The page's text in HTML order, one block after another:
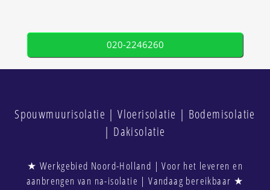
020-2246260
Spouwmuurisolatie | Vloerisolatie | Bodemisolatie
| Dakisolatie
★ Werkgebied Noord-Holland | Voor het leveren en
aanbrengen van na-isolatie | Vandaag bereikbaar ★